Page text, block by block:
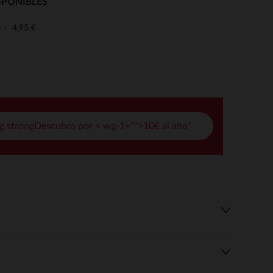
de privacidad, garantizando el cumplimiento de las
4,95 €
strongDescubro por < wg-1="">10€ al año*